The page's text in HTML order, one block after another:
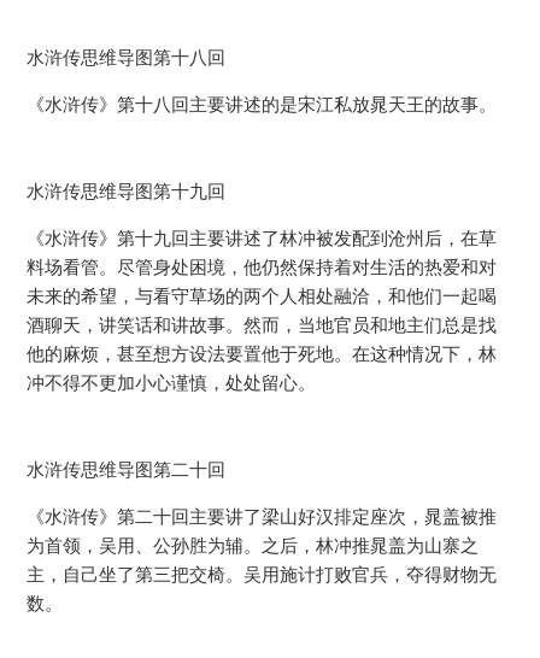
水浒传思维导图第十八回
《水浒传》第十八回主要讲述的是宋江私放晁天王的故事。
水浒传思维导图第十九回
《水浒传》第十九回主要讲述了林冲被发配到沧州后，在草
料场看管。尽管身处困境，他仍然保持着对生活的热爱和对
未来的希望，与看守草场的两个人相处融洽，和他们一起喝
酒聊天，讲笑话和讲故事。然而，当地官员和地主们总是找
他的麻烦，甚至想方设法要置他于死地。在这种情况下，林
冲不得不更加小心谨慎，处处留心。
水浒传思维导图第二十回
《水浒传》第二十回主要讲了梁山好汉排定座次，晁盖被推
为首领，吴用、公孙胜为辅。之后，林冲推晁盖为山寨之
主，自己坐了第三把交椅。吴用施计打败官兵，夺得财物无
数。